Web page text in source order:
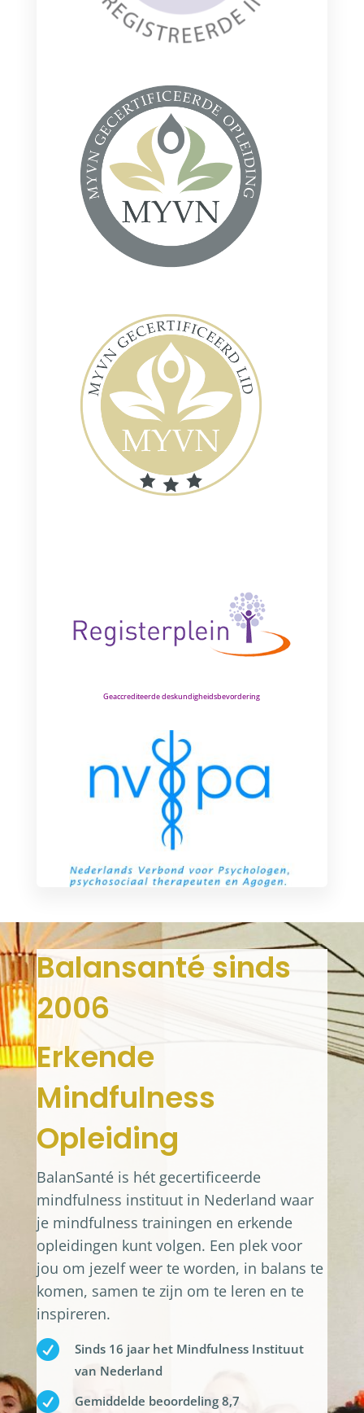
Geaccrediteerde deskundigheidsbevordering
Balansanté sinds
2006
Erkende
Mindfulness
Opleiding
BalanSanté is hét gecertificeerde
mindfulness instituut in Nederland waar
je mindfulness trainingen en erkende
opleidingen kunt volgen. Een plek voor
jou om jezelf weer te worden, in balans te
komen, samen te zijn om te leren en te
inspireren.

Sinds 16 jaar het Mindfulness Instituut
van Nederland
 Gemiddelde beoordeling 8,7